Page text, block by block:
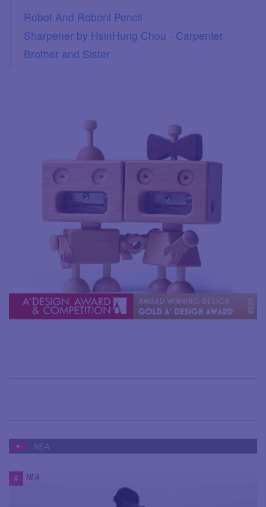
Robot And Roboni Pencil
Sharpener by HsinHung Chou - Carpenter
Brother and Sister
ΝΕΑ
# ΝΕΑ